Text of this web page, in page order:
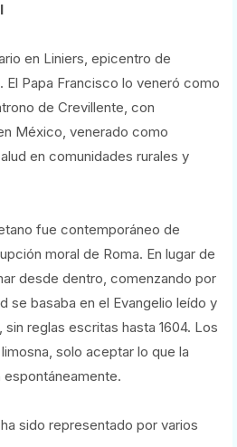
en Liniers, epicentro de
El Papa Francisco lo veneró como
de Crevillente, con
México, venerado como
en comunidades rurales y
fue contemporáneo de
moral de Roma. En lugar de
desde dentro, comenzando por
se basaba en el Evangelio leído y
reglas escritas hasta 1604. Los
solo aceptar lo que la
sido representado por varios